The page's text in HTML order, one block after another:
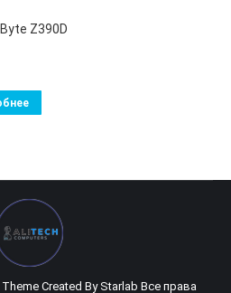
Z390D
Created ByStarlab Все права